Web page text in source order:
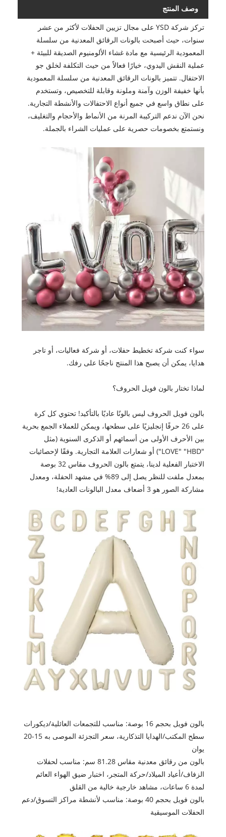
وصف المنتج
تركز شركة YSD على مجال تزيين الحفلات لأكثر من عشر
سنوات، حيث أصبحت بالونات الرقائق المعدنية من سلسلة
المعمودية الرئيسية مع مادة غشاء الألومنيوم الصديقة للبيئة +
عملية النقش اليدوي، خيارًا فعالاً من حيث التكلفة لخلق جو
الاحتفال. تتميز بالونات الرقائق المعدنية من سلسلة المعمودية
بأنها خفيفة الوزن وآمنة وملونة وقابلة للتخصيص، وتستخدم
على نطاق واسع في جميع أنواع الاحتفالات والأنشطة التجارية.
نحن الآن ندعم التركيبة المرنة من الأنماط والأحجام والتغليف،
ونستمتع بخصومات حصرية على عمليات الشراء بالجملة.
سواء كنت شركة تخطيط حفلات، أو شركة فعاليات، أو تاجر
هدايا، يمكن أن يصبح هذا المنتج ناجحًا على رفك.
لماذا تختار بالون فويل الحروف؟
بالون فويل الحروف ليس بالونًا عاديًا بالتأكيد! تحتوي كل كرة
على 26 حرفًا إنجليزيًا على سطحها، ويمكن للعملاء الجمع بحرية
بين الأحرف الأولى من أسمائهم أو الذكرى السنوية (مثل
"LOVE" "HBD") أو شعارات العلامة التجارية. وفقًا لإحصائيات
الاختبار الفعلية لدينا، يتمتع بالون الحروف مقاس 32 بوصة
بمعدل ملفت للنظر يصل إلى 89% في مشهد الحفلة، ومعدل
مشاركة الصور هو 3 أضعاف معدل البالونات العادية!
بالون فويل بحجم 16 بوصة: مناسب للتجمعات العائلية/ديكورات
سطح المكتب/الهدايا التذكارية، سعر التجزئة الموصى به 15-20
يوان
بالون من رقائق معدنية مقاس 81.28 سم: مناسب لحفلات
الزفاف/أعياد الميلاد/حركة المتجر، اختبار ضيق الهواء العائم
لمدة 6 ساعات، مشاهد خارجية خالية من القلق
بالون فويل بحجم 40 بوصة: مناسب لأنشطة مراكز التسوق/دعم
الحفلات الموسيقية